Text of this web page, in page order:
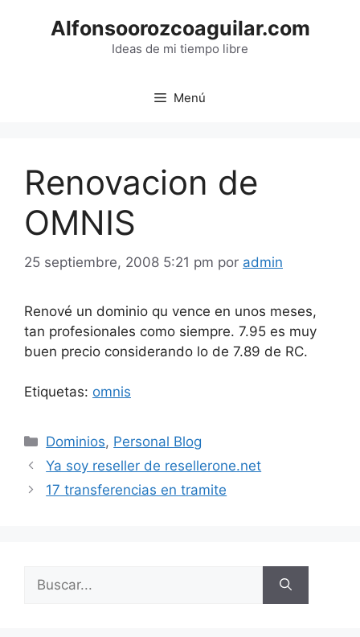
Alfonsoorozcoaguilar.com
Ideas de mi tiempo libre
Menú
Renovacion de
OMNIS
25 septiembre, 2008 5:21 pm por admin
Renové un dominio qu vence en unos meses,
tan profesionales como siempre. 7.95 es muy
buen precio considerando lo de 7.89 de RC.
Etiquetas: omnis
Categorías
Dominios, Personal Blog
Ya soy reseller de resellerone.net
17 transferencias en tramite
Buscar: